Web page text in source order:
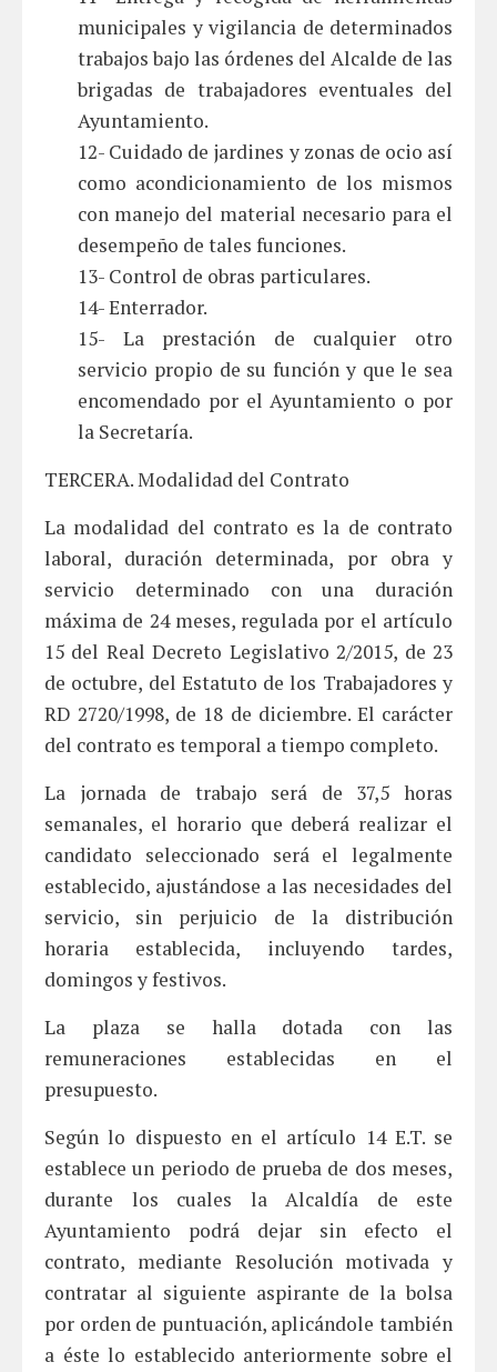
municipales y vigilancia de determinados
trabajos bajo las órdenes del Alcalde de las
brigadas de trabajadores eventuales del
Ayuntamiento.
12- Cuidado de jardines y zonas de ocio así
como acondicionamiento de los mismos
con manejo del material necesario para el
desempeño de tales funciones.
13- Control de obras particulares.
14- Enterrador.
15- La prestación de cualquier otro
servicio propio de su función y que le sea
encomendado por el Ayuntamiento o por
la Secretaría.
TERCERA. Modalidad del Contrato
La modalidad del contrato es la de contrato
laboral, duración determinada, por obra y
servicio determinado con una duración
máxima de 24 meses, regulada por el artículo
15 del Real Decreto Legislativo 2/2015, de 23
de octubre, del Estatuto de los Trabajadores y
RD 2720/1998, de 18 de diciembre. El carácter
del contrato es temporal a tiempo completo.
La jornada de trabajo será de 37,5 horas
semanales, el horario que deberá realizar el
candidato seleccionado será el legalmente
establecido, ajustándose a las necesidades del
servicio, sin perjuicio de la distribución
horaria establecida, incluyendo tardes,
domingos y festivos.
La plaza se halla dotada con las
remuneraciones establecidas en el
presupuesto.
Según lo dispuesto en el artículo 14 E.T. se
establece un periodo de prueba de dos meses,
durante los cuales la Alcaldía de este
Ayuntamiento podrá dejar sin efecto el
contrato, mediante Resolución motivada y
contratar al siguiente aspirante de la bolsa
por orden de puntuación, aplicándole también
a éste lo establecido anteriormente sobre el